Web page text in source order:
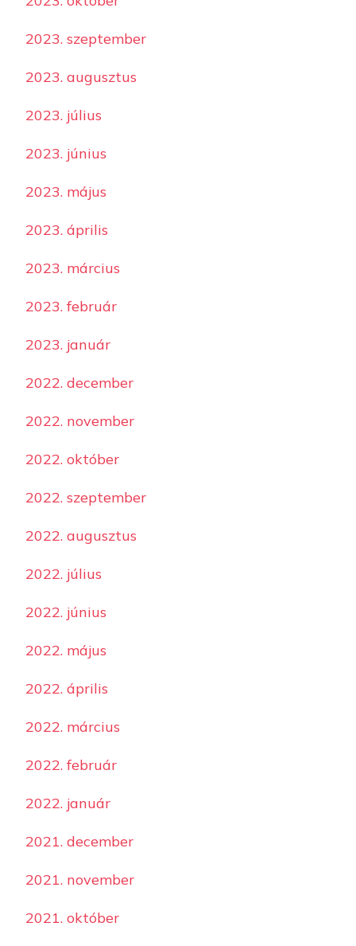
2023. szeptember
2023. augusztus
2023. július
2023. június
2023. május
2023. április
2023. március
2023. február
2023. január
2022. december
2022. november
2022. október
2022. szeptember
2022. augusztus
2022. július
2022. június
2022. május
2022. április
2022. március
2022. február
2022. január
2021. december
2021. november
2021. október